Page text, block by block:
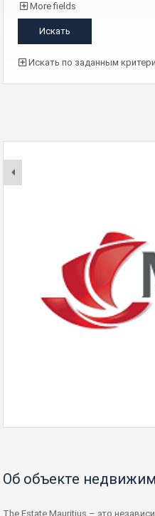
More fields
Искать по заданным
Об объекте
The Estate Mauritius – это